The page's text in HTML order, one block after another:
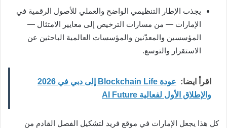
يجذب الإطار التنظيمي الواضح والعملي للأصول الرقمية في
الإمارات — من مسارات الترخيص إلى معايير الامتثال —
المؤسسين والمعدّنين والمؤسسات العالمية الباحثين عن
الاستقرار والتوسع.
اقرأ ايضا:
عودة Blockchain Life إلى دبي في 2026
والإطلاق الأول لفعالية AI Future
كل هذا يجعل الإمارات في موقع فريد لتشكيل الفصل القادم من